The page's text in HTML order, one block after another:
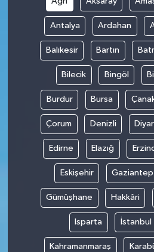
Antalya Ardahan
Balıkesir Bartın
Bilecik Bingöl
Burdur Bursa
Çorum Denizli
Edirne Elazığ
Eskişehir Gaziantep
Gümüşhane Hakkâri
Isparta İstanbul
Kahramanmaraş